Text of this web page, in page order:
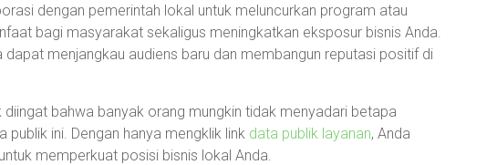
dengan pemerintah lokal untuk meluncurkan program atau
bagi masyarakat sekaligus meningkatkan eksposur bisnis Anda.
dapat menjangkau audiens baru dan membangun reputasi positif di
diingat bahwa banyak orang mungkin tidak menyadari betapa
ini. Dengan hanya mengklik link data publik layanan, Anda
memperkuat posisi bisnis lokal Anda.